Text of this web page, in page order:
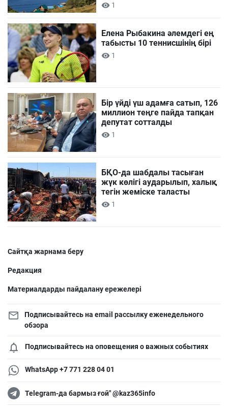
1
Елена Рыбакина әлемдегі ең
табысты 10 теннисшінің бірі
1
Бір үйді үш адамға сатып, 126
миллион теңге пайда тапқан
депутат сотталды
1
БҚО-да шабдалы тасыған
жүк көлігі аударылып, халық
тегін жеміске таласты
1
Сайтқа жарнама беру
Редакция
Материалдарды пайдалану ережелері
Подписывайтесь на email рассылку еженедельного
обзора
Подписывайтесь на оповещения о важных событиях
WhatsApp +7 771 228 04 01
Telegram-да бармыз ғой" @kaz365info